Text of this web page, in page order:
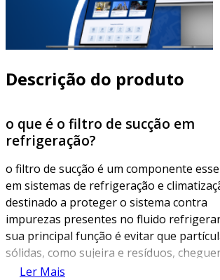
Descrição do produto
o que é o filtro de sucção em
refrigeração?
o filtro de sucção é um componente
em sistemas de refrigeração e
destinado a proteger o sistema contra
impurezas presentes no fluido
sua principal função é evitar que
sólidas, como sujeira e resíduos,
partes críticas, como o compressor e as
Ler Mais